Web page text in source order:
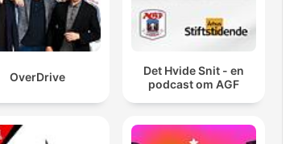
OverDrive
Det Hvide Snit - en
podcast om AGF